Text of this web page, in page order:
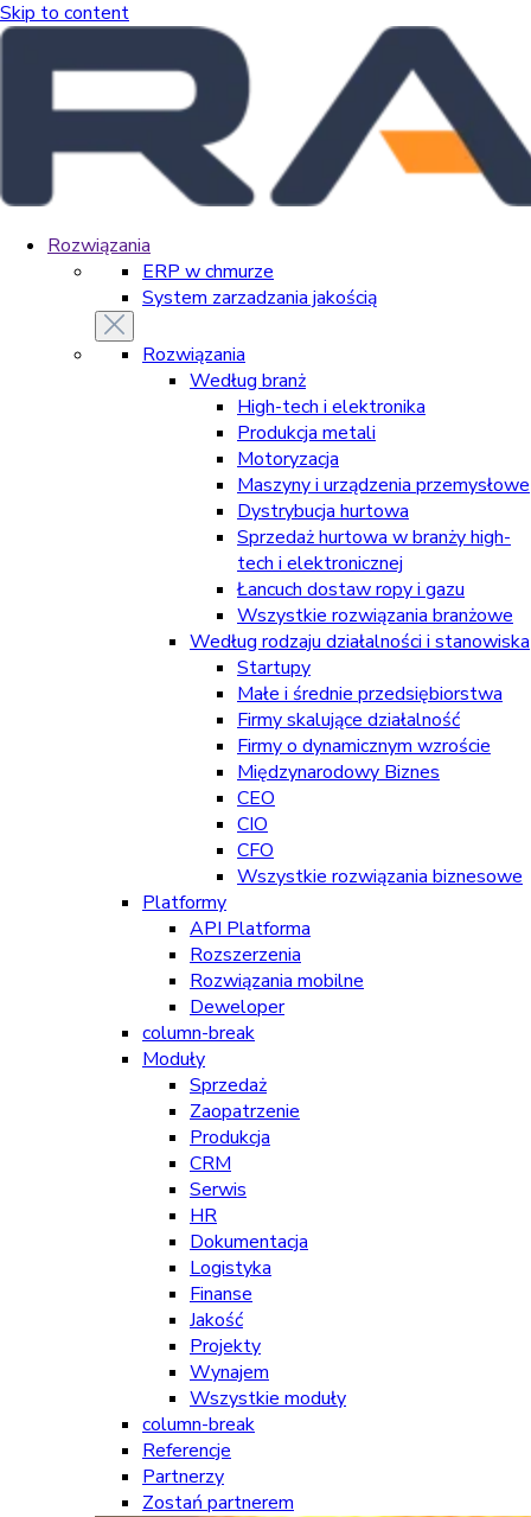
Skip to content
Rozwiązania
ERP w chmurze
System zarzadzania jakością
Rozwiązania
Według branż
High-tech i elektronika
Produkcja metali
Motoryzacja
Maszyny i urządzenia przemysłowe
Dystrybucja hurtowa
Sprzedaż hurtowa w branży high-
tech i elektronicznej
Łancuch dostaw ropy i gazu
Wszystkie rozwiązania branżowe
Według rodzaju działalności i stanowiska
Startupy
Małe i średnie przedsiębiorstwa
Firmy skalujące działalność
Firmy o dynamicznym wzroście
Międzynarodowy Biznes
CEO
CIO
CFO
Wszystkie rozwiązania biznesowe
Platformy
API Platforma
Rozszerzenia
Rozwiązania mobilne
Deweloper
column-break
Moduły
Sprzedaż
Zaopatrzenie
Produkcja
CRM
Serwis
HR
Dokumentacja
Logistyka
Finanse
Jakość
Projekty
Wynajem
Wszystkie moduły
column-break
Referencje
Partnerzy
Zostań partnerem